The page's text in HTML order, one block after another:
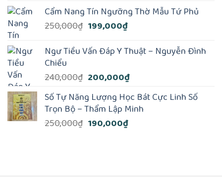
là:
1,100,000₫.
tại
Cẩm Nang Tín Ngưỡng Thờ Mẫu Tứ Phủ
250,000₫ Giá
là:
199,000₫Giá
tại
199,000₫.
Ngư Tiều Vấn Đáp Y Thuật – Nguyễn Đình
Chiểu
240,000₫ Giá
là:
240,000₫.
200,000₫Giá
tại
là:
Số Tự Năng Lượng Học Bát Cực Linh Số
Trọn Bộ – Thẩm Lập Minh
250,000₫ Giá
190,000₫Giá